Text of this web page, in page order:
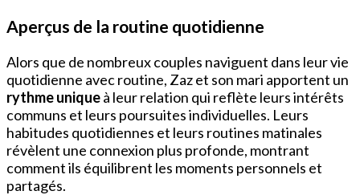
Aperçus de la routine quotidienne
Alors que de nombreux couples naviguent dans leur vie
quotidienne avec routine, Zaz et son mari apportent un
rythme uniqueà leur relation qui reflète leurs intérêts
communs et leurs poursuites individuelles. Leurs
habitudes quotidiennes et leurs routines matinales
révèlent une connexion plus profonde, montrant
comment ils équilibrent les moments personnels et
partagés.